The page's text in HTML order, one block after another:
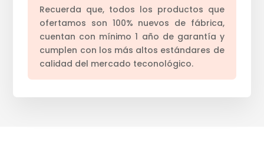
Recuerda que, todos los productos que
ofertamos son 100% nuevos de fábrica,
cuentan con mínimo 1 año de garantía y
cumplen con los más altos estándares de
calidad del mercado teconológico.